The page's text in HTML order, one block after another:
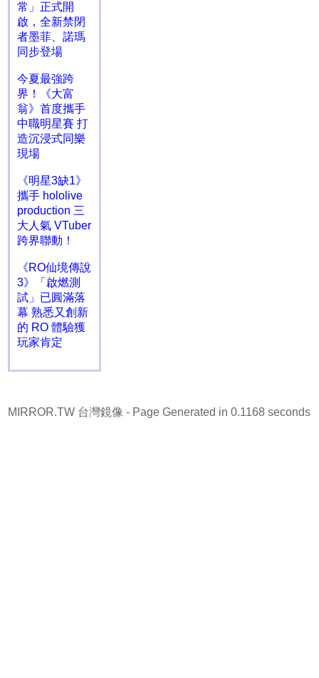
常」正式開
啟，全新禁閉
者墨菲、諾瑪
同步登場
今夏最強跨
界！《大富
翁》首度攜手
中職明星賽 打
造沉浸式同樂
現場
《明星3缺1》
攜手 hololive
production 三
大人氣 VTuber
跨界聯動！
《RO仙境傳說
3》「啟燃測
試」已圓滿落
幕 熟悉又創新
的 RO 體驗獲
玩家肯定
MIRROR.TW 台灣鏡像 - Page Generated in 0.1168 seconds